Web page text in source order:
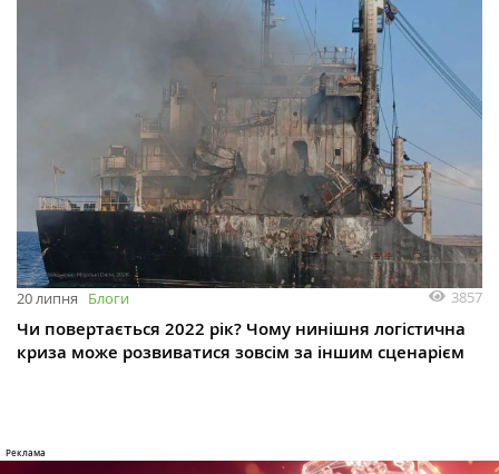
20 липня Блоги 3857
Чи повертається 2022 рік? Чому нинішня логістична
криза може розвиватися зовсім за іншим сценарієм